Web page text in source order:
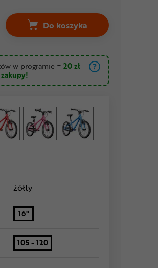
Do koszyka
w programie = 20 zł
żółty
16"
105 - 120